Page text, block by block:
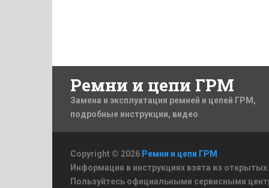
Ремни и цепи ГРМ
Замена и эксплуатация ремней и цепей ГРМ,
подробные инструкции, видео
Copyright © 2026 Ремни и цепи ГРМ
Информация в инструкциях взята из
Пользуйтесь официальными сервисными